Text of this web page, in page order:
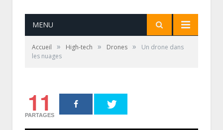
MENU
Accueil » High-tech » Drones »
Un drone dans
les nuages
11
PARTAGES